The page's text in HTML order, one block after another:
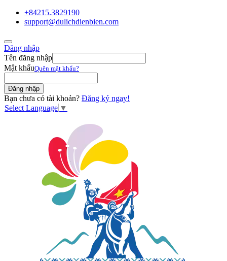
+84215.3829190
support@dulichdienbien.com
Đăng nhập
Tên đăng nhập
Mật khẩuQuên mật khẩu?
Bạn chưa có tài khoản? Đăng ký ngay!
Select Language ▼